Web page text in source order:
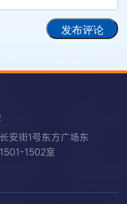
发布评论
安街1号东方广场东
1502室